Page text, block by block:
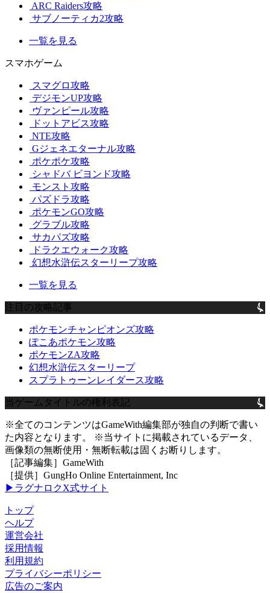
ARC Raiders攻略
サブノーティカ2攻略
一覧を見る
スマホゲーム
スマグロ攻略
デジモンUP攻略
ヴァンピール攻略
ドットアビス攻略
NTE攻略
Gジェネエターナル攻略
ポケポケ攻略
シャドバ ビヨンド攻略
モンスト攻略
パズドラ攻略
ポケモンGO攻略
グラブル攻略
サカパズ攻略
ドラクエウォーク攻略
幻想水滸伝スターリープ攻略
一覧を見る
注目の攻略記事
ポケモンチャンピオンズ攻略
ぽこあポケモン攻略
ポケモンZA攻略
幻想水滸伝スターリープ
スプラトゥーンレイダース攻略
当ゲームタイトルの権利表記
※全てのコンテンツはGameWith編集部が独自の判断で書い
た内容となります。 ※当サイトに掲載されているデータ、
画像類の無断使用・無断転載は固くお断りします。
［記事編集］GameWith
［提供］GungHo Online Entertainment, Inc
▶ラグナロクX式サイト
トップ
ヘルプ
運営会社
採用情報
利用規約
プライバシーポリシー
広告のご案内